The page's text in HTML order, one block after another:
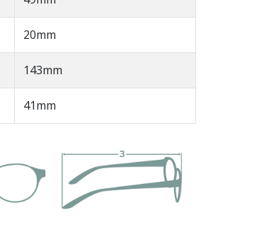
20mm
143mm
41mm